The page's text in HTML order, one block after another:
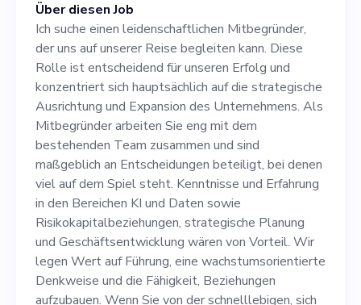
maßgeblich an
Entscheidungen beteiligt,
bei denen viel auf dem Spiel
steht. Kenntnisse und
Erfahrung in den Bereichen
KI und Daten sowie
Risikokapitalbeziehungen,
strategische Planung und
Geschäftsentwicklung
wären von Vorteil. Wir legen
Über diesen Job
Ich suche einen leidenschaftlichen Mitbegründer,
der uns auf unserer Reise begleiten kann. Diese
Rolle ist entscheidend für unseren Erfolg und
konzentriert sich hauptsächlich auf die strategische
Ausrichtung und Expansion des Unternehmens. Als
Mitbegründer arbeiten Sie eng mit dem
bestehenden Team zusammen und sind
maßgeblich an Entscheidungen beteiligt, bei denen
viel auf dem Spiel steht. Kenntnisse und Erfahrung
in den Bereichen KI und Daten sowie
Risikokapitalbeziehungen, strategische Planung
und Geschäftsentwicklung wären von Vorteil. Wir
legen Wert auf Führung, eine wachstumsorientierte
Denkweise und die Fähigkeit, Beziehungen
aufzubauen. Wenn Sie von der schnelllebigen, sich